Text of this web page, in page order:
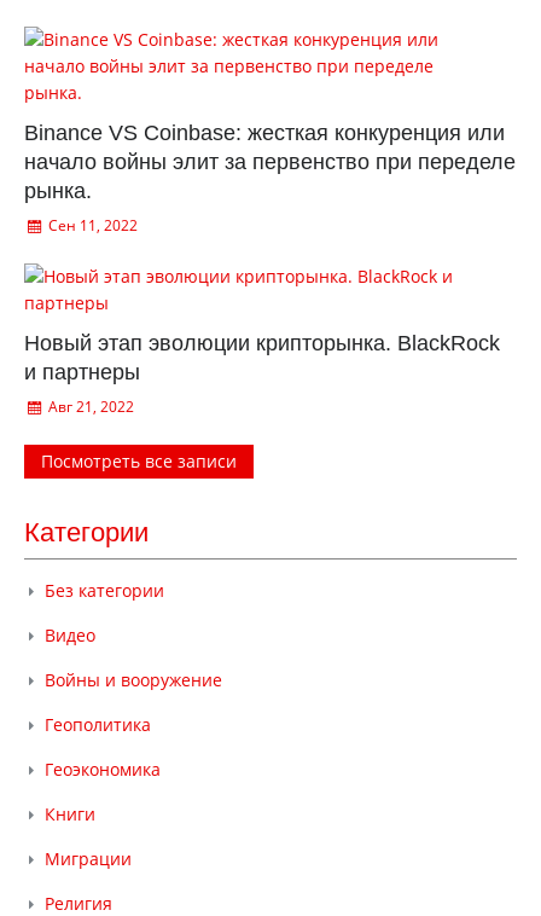
Binance VS Coinbase: жесткая конкуренция или
начало войны элит за первенство при переделе
рынка.
Сен 11, 2022
Новый этап эволюции крипторынка. BlackRock
и партнеры
Авг 21, 2022
Посмотреть все записи
Категории
Без категории
Видео
Войны и вооружение
Геополитика
Геоэкономика
Книги
Миграции
Религия